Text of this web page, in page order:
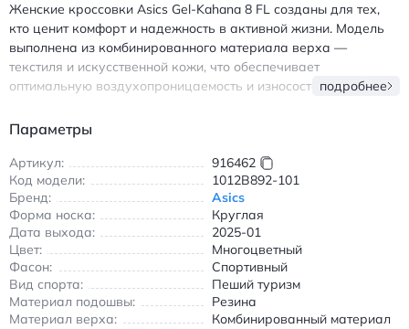
Женские кроссовки Asics Gel-Kahana 8 FL созданы для тех,
кто ценит комфорт и надежность в активной жизни. Модель
выполнена из комбинированного материала верха —
текстиля и искусственной кожи, что обеспечивает
оптимальную воздухопроницаемость и износостойкость.
любой поверхности, а технология Gel обеспечивает плавную
низкий крой делают обувь удобной для повседневного
использования, городских прогулок и легких походов.
Идеально подходят для спортивных тренировок и активного
отдыха благодаря продуманной эргономике. Дата выхода
модели — январь 2025 года. - Легкая и дышащая
конструкция - Устойчивая к износу подошва -
Амортизирующая система для комфорта Асикс Гел-Кахана 8
ФЛ женские кроссовки бело-черные для бега и городской
носки
подробнее
Параметры
Артикул:
916462
Код модели:
1012B892-101
Бренд:
Asics
Форма носка:
Круглая
Дата выхода:
2025-01
Цвет:
Многоцветный
Фасон:
Спортивный
Вид спорта:
Пеший туризм
Материал подошвы:
Резина
Материал верха:
Комбинированный материал